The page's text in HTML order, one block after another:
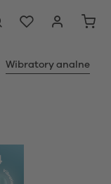
Wibratory analne